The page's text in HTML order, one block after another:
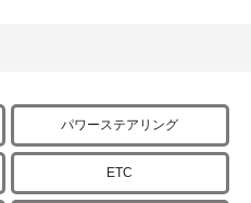
パワーステアリング
ETC